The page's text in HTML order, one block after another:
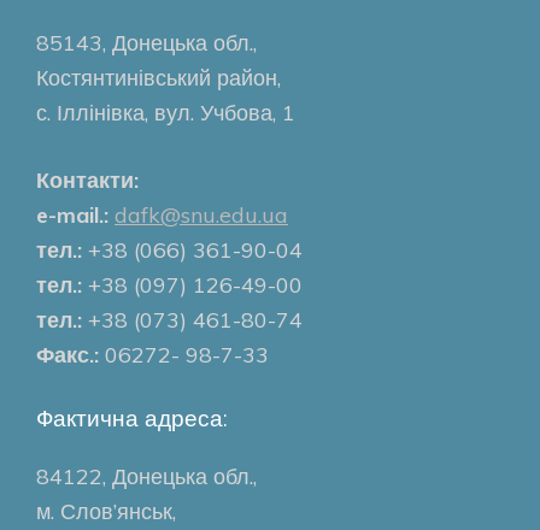
85143, Донецька обл.,
Костянтинівський район,
с. Іллінівка, вул. Учбова, 1
Контакти:
e-mail.: dafk@snu.edu.ua
тел.: +38 (066) 361-90-04
тел.: +38 (097) 126-49-00
тел.: +38 (073) 461-80-74
Факс.: 06272- 98-7-33
Фактична адреса:
84122, Донецька обл.,
м. Слов’янськ,